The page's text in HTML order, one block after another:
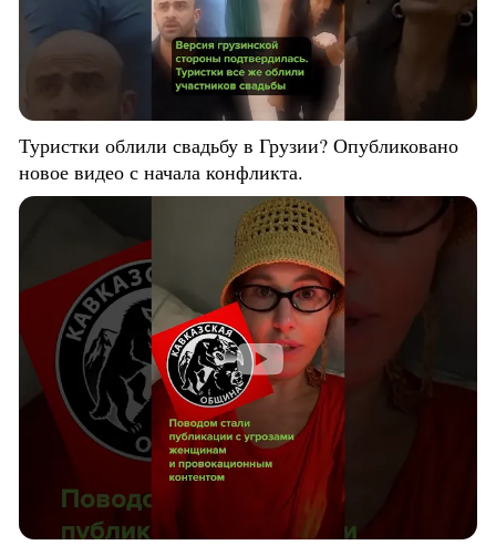
Туристки облили свадьбу в Грузии? Опубликовано
новое видео с начала конфликта.